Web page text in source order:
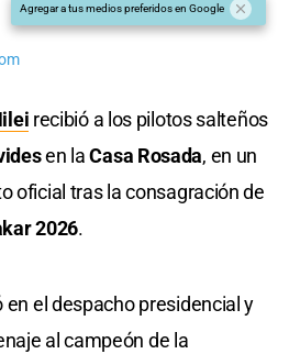
Agregar a tus medios preferidos en Google
recibió a los pilotos salteños
en laCasa Rosada, en un
oficial tras la consagración de
2026.
en el despacho presidencial y
al campeón de la